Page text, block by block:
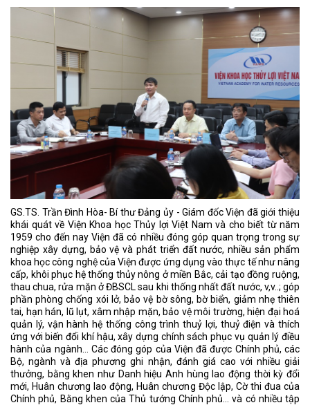
GS.TS. Trần Đình Hòa- Bí thư Đảng ủy - Giám đốc Viện đã giới thiệu
khái quát về Viện Khoa học Thủy lợi Việt Nam và cho biết từ năm
1959 cho đến nay Viện đã có nhiều đóng góp quan trọng trong sự
nghiệp xây dựng, bảo vệ và phát triển đất nước, nhiều sản phẩm
khoa học công nghệ của Viện được ứng dụng vào thực tế như nâng
cấp, khôi phục hệ thống thủy nông ở miền Bắc, cải tạo đồng ruộng,
thau chua, rửa mặn ở ĐBSCL sau khi thống nhất đất nước, v,v..; góp
phần phòng chống xói lở, bảo vệ bờ sông, bờ biển, giảm nhẹ thiên
tai, hạn hán, lũ lụt, xâm nhập mặn, bảo vệ môi trường, hiện đại hoá
quản lý, vận hành hệ thống công trình thuỷ lợi, thuỷ điện và thích
ứng với biến đổi khí hậu, xây dựng chính sách phục vụ quản lý điều
hành của ngành… Các đóng góp của Viện đã được Chính phủ, các
Bộ, ngành và địa phương ghi nhận, đánh giá cao với nhiều giải
thưởng, bằng khen như Danh hiệu Anh hùng lao động thời kỳ đổi
mới, Huân chương lao động, Huân chương Độc lập, Cờ thi đua của
Chính phủ, Bằng khen của Thủ tướng Chính phủ… và có nhiều tập